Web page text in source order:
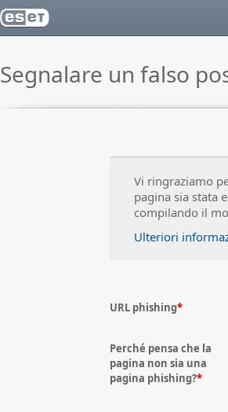
Segnalare un falso
Vi ringraziamo
pagina sia stata
compilando il
Ulteriori
URL phishing*
Perché pensa che la
pagina non sia una
pagina phishing?*